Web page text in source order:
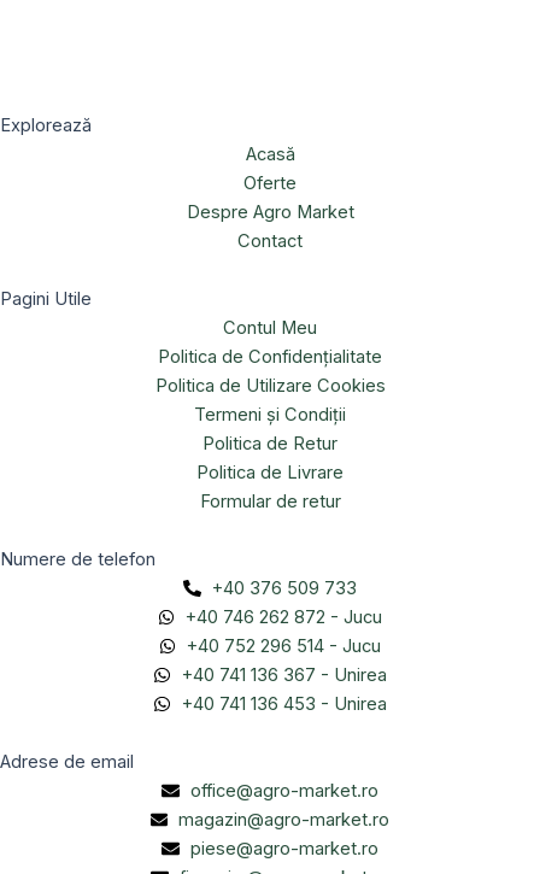
Explorează
Acasă
Oferte
Despre Agro Market
Contact
Pagini Utile
Contul Meu
Politica de Confidențialitate
Politica de Utilizare Cookies
Termeni și Condiții
Politica de Retur
Politica de Livrare
Formular de retur
Numere de telefon
+40 376 509 733
+40 746 262 872 - Jucu
+40 752 296 514 - Jucu
+40 741 136 367 - Unirea
+40 741 136 453 - Unirea
Adrese de email
office@agro-market.ro
magazin@agro-market.ro
piese@agro-market.ro